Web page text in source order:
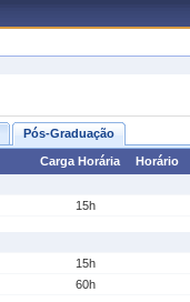
Pós-Graduação
Carga Horária
Horário
15h
15h
60h